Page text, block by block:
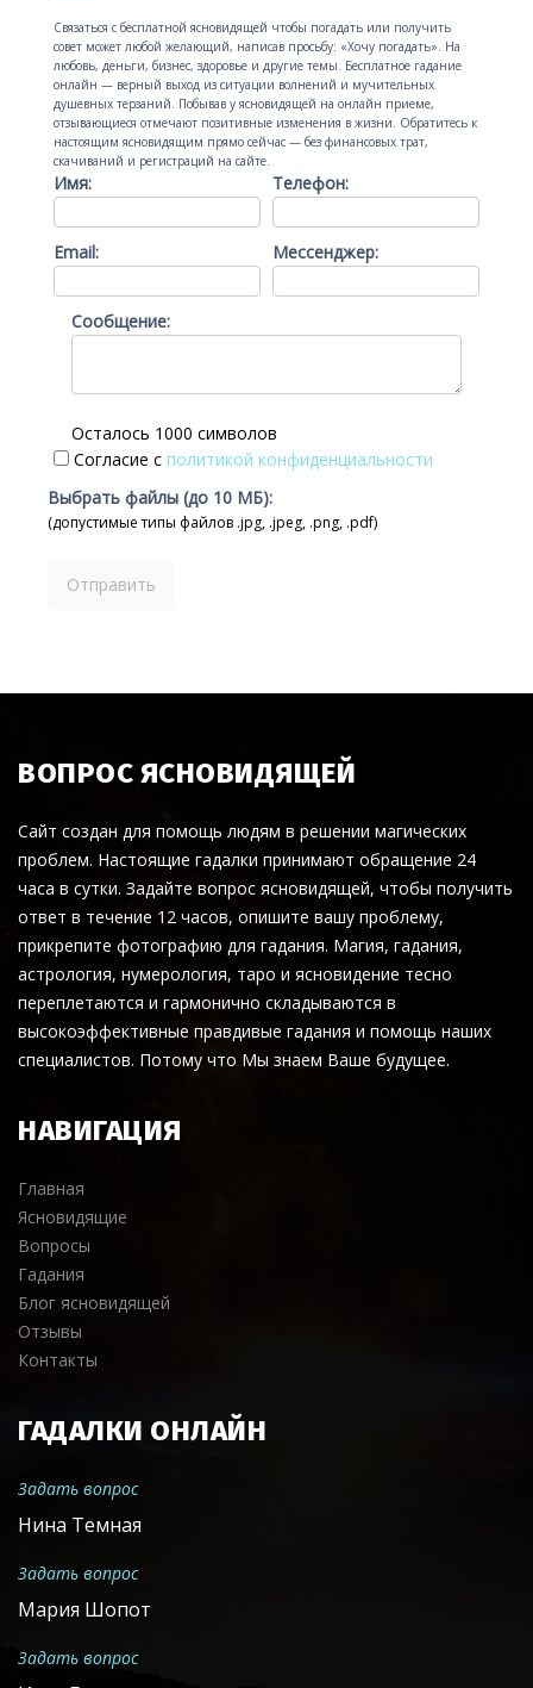
Связаться с бесплатной ясновидящей чтобы погадать или получить
совет может любой желающий, написав просьбу: «Хочу погадать». На
любовь, деньги, бизнес, здоровье и другие темы. Бесплатное гадание
онлайн — верный выход из ситуации волнений и мучительных
душевных терзаний. Побывав у ясновидящей на онлайн приеме,
отзывающиеся отмечают позитивные изменения в жизни. Обратитесь к
настоящим ясновидящим прямо сейчас — без финансовых трат,
скачиваний и регистраций на сайте.
Имя: Телефон:
Email: Мессенджер:
Сообщение:
Осталось 1000 символов
Согласие с политикой конфиденциальности
Выбрать файлы (до 10 МБ):
(допустимые типы файлов .jpg, .jpeg, .png, .pdf)
ВОПРОС ЯСНОВИДЯЩЕЙ
Сайт создан для помощь людям в решении магических
проблем. Настоящие гадалки принимают обращение 24
часа в сутки. Задайте вопрос ясновидящей, чтобы получить
ответ в течение 12 часов, опишите вашу проблему,
прикрепите фотографию для гадания. Магия, гадания,
астрология, нумерология, таро и ясновидение тесно
переплетаются и гармонично складываются в
высокоэффективные правдивые гадания и помощь наших
специалистов. Потому что Мы знаем Ваше будущее.
НАВИГАЦИЯ
Главная
Ясновидящие
Вопросы
Гадания
Блог ясновидящей
Отзывы
Контакты
ГАДАЛКИ ОНЛАЙН
Задать вопрос
Нина Темная
Задать вопрос
Мария Шопот
Задать вопрос